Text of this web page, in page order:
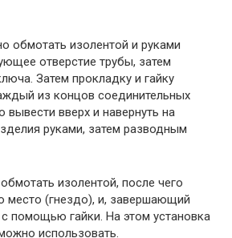
обмотать изолентой и руками
отверстие трубы, затем
Затем прокладку и гайку
из концов соединительных
вывести вверх и навернуть на
руками, затем разводным
изолентой, после чего
место (гнездо), и, завершающий
помощью гайки. На этом установка
использовать.